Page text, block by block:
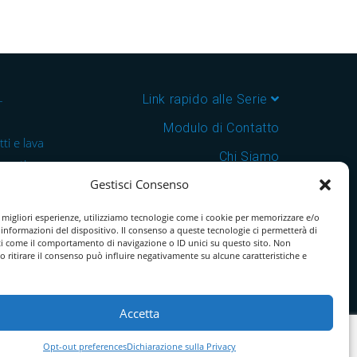
Gestisci Consenso
esperienze, utilizziamo tecnologie come i cookie per memorizzare e/o
informazioni del dispositivo. Il consenso a queste tecnologie ci permetterà di
come il comportamento di navigazione o ID unici su questo sito. Non
ritirare il consenso può influire negativamente su alcune caratteristiche e
Accetta
Opt-out preferencesDichiarazione sulla Privacy
e lava
e
in
Link rapido alle Serie
Modulo di Contatto
Chi Siamo
Download Catalogo PDF
Cookie Policy